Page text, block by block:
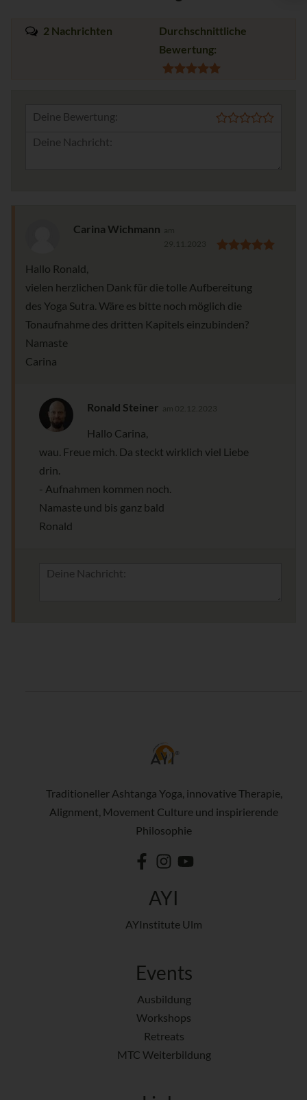
2 Nachrichten
Durchschnittliche
Bewertung:
Deine Bewertung:
Carina Wichmann
Hallo Ronald,
vielen herzlichen Dank für die tolle Aufbereitung
des Yoga Sutra. Wäre es bitte noch möglich die
Tonaufnahme des dritten Kapitels einzubinden?
Namaste
Carina
Ronald Steiner am 02.12.2023
Hallo Carina,
wau. Freue mich. Da steckt wirklich viel Liebe
drin.
- Aufnahmen kommen noch.
Namaste und bis ganz bald
Ronald
Traditioneller Ashtanga Yoga, innovative Therapie,
Alignment, Movement Culture und inspirierende
Philosophie
AYI
AYInstitute Ulm
Events
Ausbildung
Workshops
Retreats
MTC Weiterbildung